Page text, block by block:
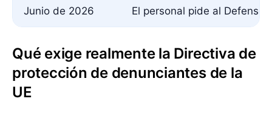
Junio de 2026 El personal pide al
Qué exige realmente la Directiva de
protección de denunciantes de la
UE